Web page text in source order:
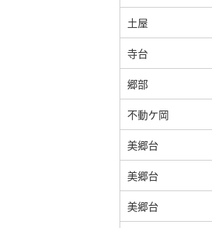
土屋
寺台
郷部
不動ケ岡
美郷台
美郷台
美郷台